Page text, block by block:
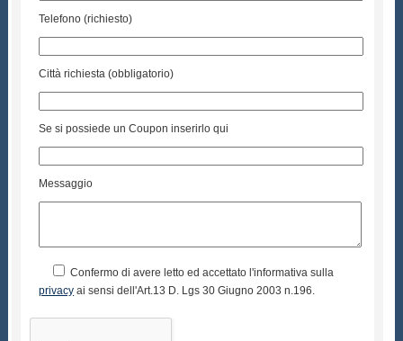
Telefono (richiesto)
Città richiesta (obbligatorio)
Se si possiede un Coupon inserirlo qui
Messaggio
Confermo di avere letto ed accettato l'informativa sulla
privacy ai sensi dell'Art.13 D. Lgs 30 Giugno 2003 n.196.